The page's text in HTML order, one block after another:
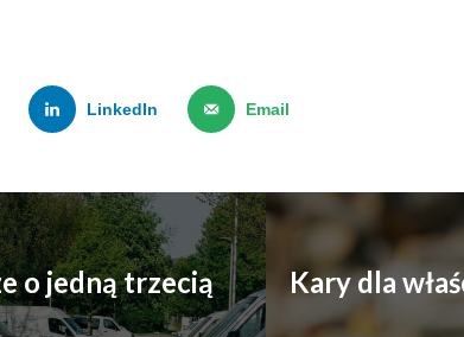
LinkedIn Email
o jedną trzecią Kary dla